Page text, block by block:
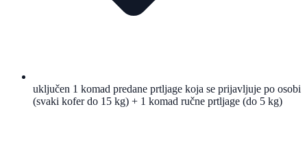
uključen 1 komad predane prtljage koja se prijavljuje po osobi
(svaki kofer do 15 kg) + 1 komad ručne prtljage (do 5 kg)